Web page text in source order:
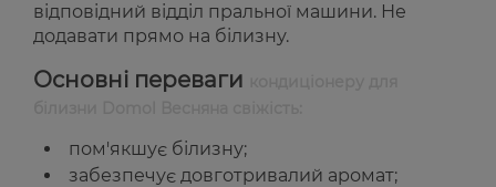
відповідний відділ пральної машини. Не
додавати прямо на білизну.
Основні переваги
пом'якшує білизну;
забезпечує довготривалий аромат;